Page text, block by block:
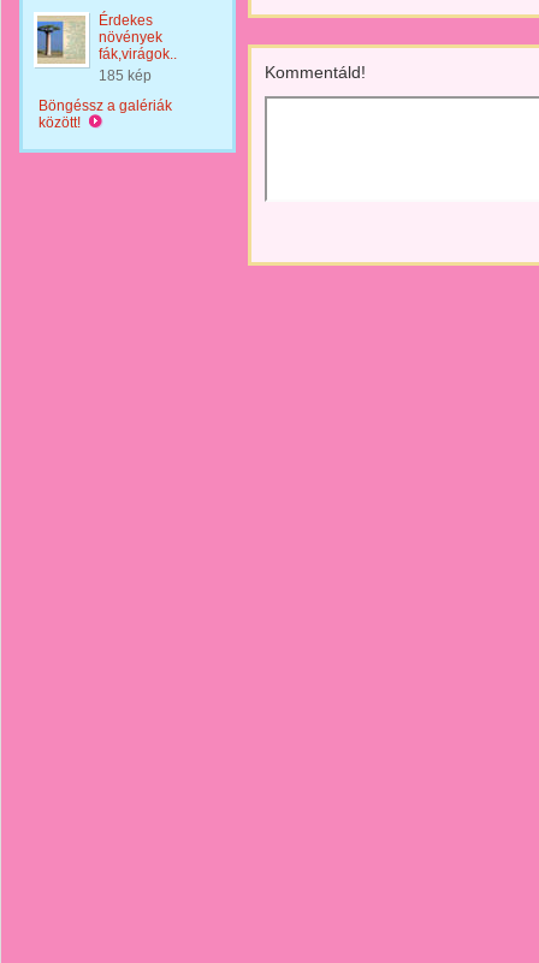
Érdekes
növények
fák,virágok..
185 kép
Böngéssz a galériák
között!
Kommentáld!